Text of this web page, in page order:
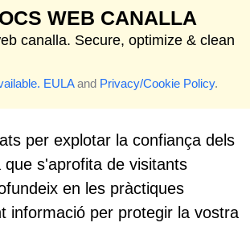
WEB CANALLA
canalla. Secure, optimize & clean
EULAand Privacy/Cookie Policy.
per explotar la confiança dels
s'aprofita de visitants
en les pràctiques
informació per protegir la vostra